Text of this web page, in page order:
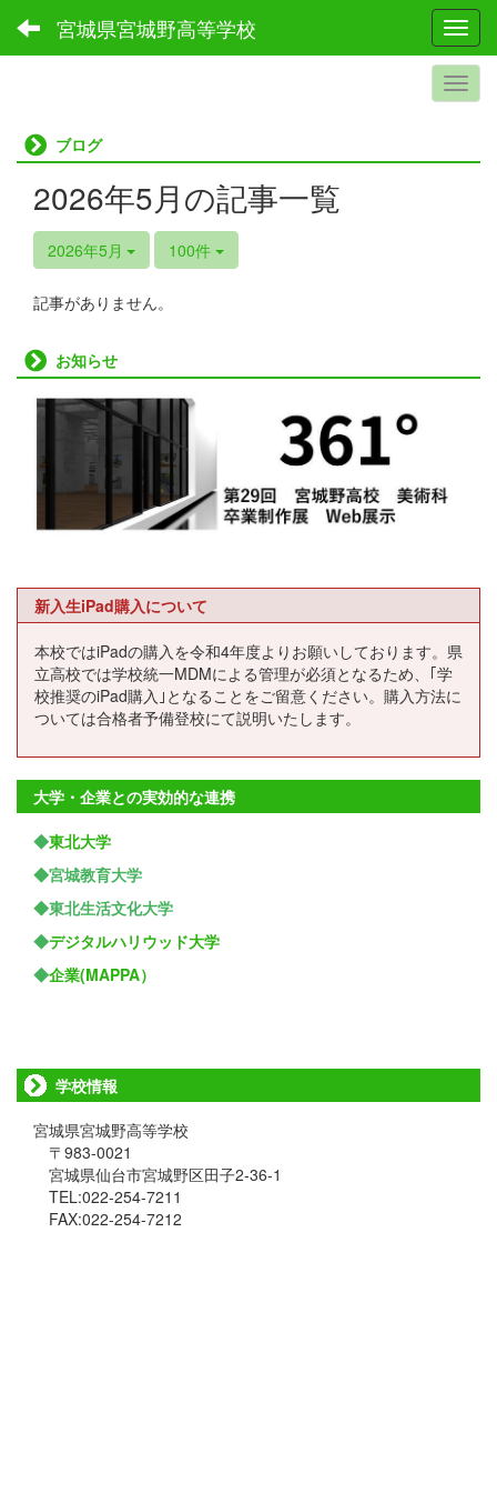
宮城県宮城野高等学校
ブログ
2026年5月の記事一覧
2026年5月 100件
記事がありません。
お知らせ
新入生iPad購入について
本校ではiPadの購入を令和4年度よりお願いしております。県
立高校では学校統一MDMによる管理が必須となるため、｢学
校推奨のiPad購入｣となることをご留意ください。購入方法に
ついては合格者予備登校にて説明いたします。
大学・企業との実効的な連携
◆東北大学
◆宮城教育大学
◆東北生活文化大学
◆デジタルハリウッド大学
◆企業(MAPPA）
学校情報
宮城県宮城野高等学校
〒983-0021
宮城県仙台市宮城野区田子2-36-1
TEL:022-254-7211
FAX:022-254-7212